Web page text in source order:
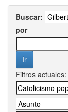
Buscar:
por
Filtros actuales: